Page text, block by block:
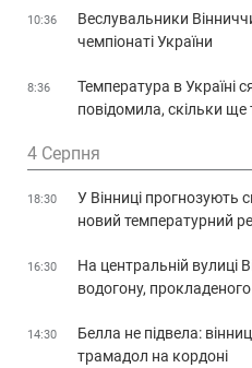
10:36
Веслувальники
чемпіонаті України
8:36
Температура в Україні
повідомила, скільки
4 Серпня
18:30
У Вінниці прогнозують
новий температурний
16:30
На центральній вулиці
водогону,
14:30
Белла не підвела:
трамадол на кордоні